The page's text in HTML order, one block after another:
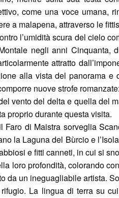
come una voce umana,
a malapena, attraverso le
l’umidità scura del cielo
negli anni Cinquanta,
attratto
alla vista del panorama
nuove strofe
vento del delta e quella del
proprio durante questa visita.
Faro di Maistra sorveglia
la Laguna del Bùrcio e
e fitti canneti, in cui si
loro profondità, colorando
da un ineguagliabile artista.
La lingua di terra su